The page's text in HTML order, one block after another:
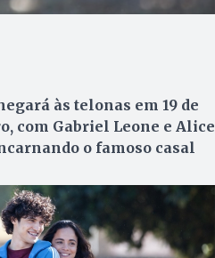
às telonas em 19 de
com Gabriel Leone e Alice
o famoso casal